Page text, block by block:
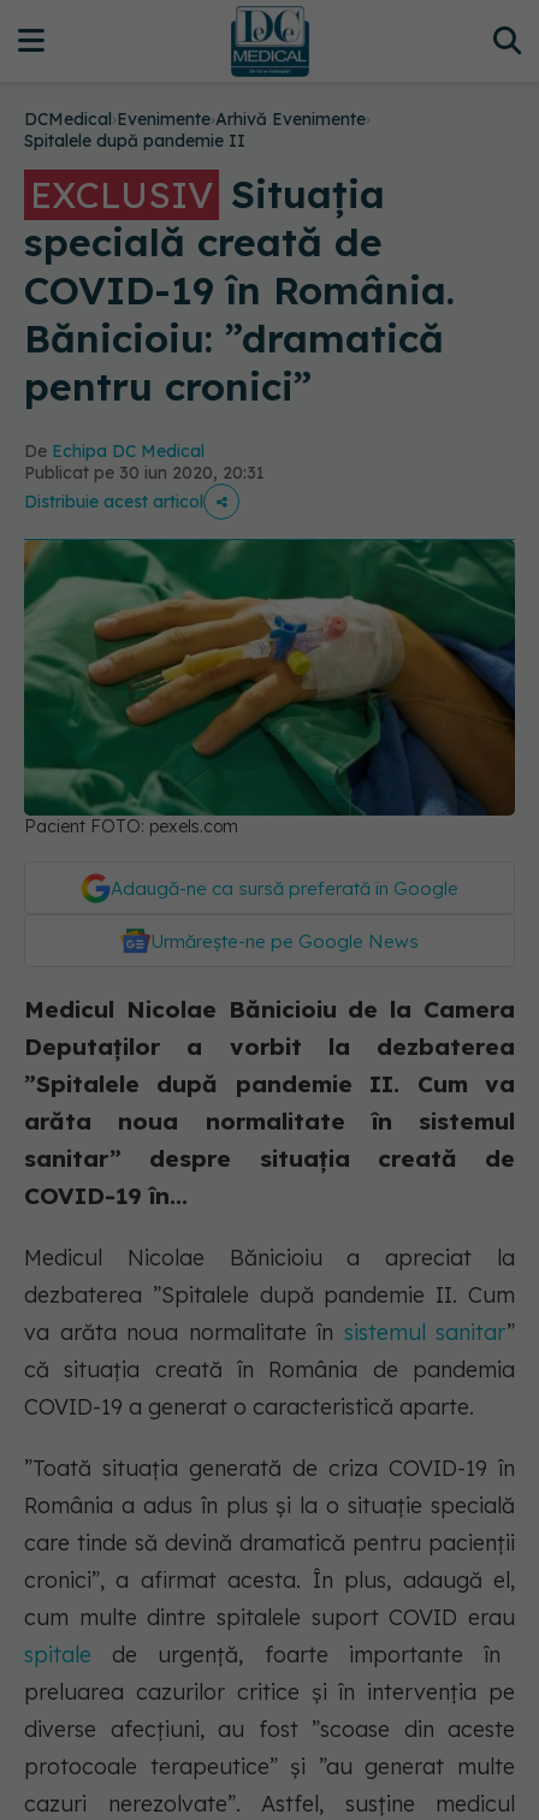
DCMedical›Evenimente›Arhivă Evenimente›
Spitalele după pandemie II
EXCLUSIV Situația
specială creată de
COVID-19 în România.
Bănicioiu: ”dramatică
pentru cronici”
De Echipa DC Medical
Publicat pe 30 iun 2020, 20:31
Distribuie acest articol
Pacient FOTO: pexels.com
Adaugă-ne ca sursă preferată în Google
Urmărește-ne pe Google News
Medicul Nicolae Bănicioiu de la Camera
Deputaților a vorbit la dezbaterea
”Spitalele după pandemie II. Cum va
arăta noua normalitate în sistemul
sanitar” despre situația creată de
COVID-19 în...
Medicul Nicolae Bănicioiu a apreciat la
dezbaterea ”Spitalele după pandemie II. Cum
va arăta noua normalitate în sistemul sanitar”
că situația creată în România de pandemia
COVID-19 a generat o caracteristică aparte.
”Toată situația generată de criza COVID-19 în
România a adus în plus și la o situație specială
care tinde să devină dramatică pentru pacienții
cronici”, a afirmat acesta. În plus, adaugă el,
cum multe dintre spitalele suport COVID erau
spitale de urgență, foarte importante în
preluarea cazurilor critice și în intervenția pe
diverse afecțiuni, au fost ”scoase din aceste
protocoale terapeutice” și ”au generat multe
cazuri nerezolvate”. Astfel, susține medicul